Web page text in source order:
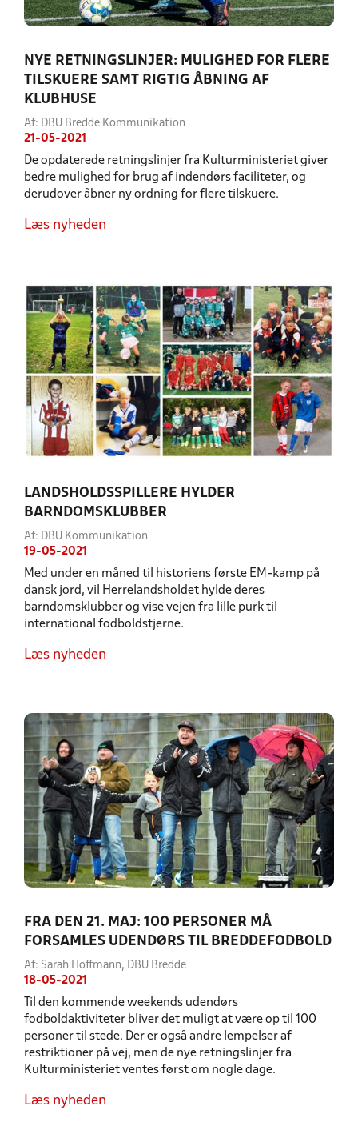
NYE RETNINGSLINJER: MULIGHED FOR FLERE
TILSKUERE SAMT RIGTIG ÅBNING AF
KLUBHUSE
Af: DBU Bredde Kommunikation
21-05-2021
De opdaterede retningslinjer fra Kulturministeriet giver
bedre mulighed for brug af indendørs faciliteter, og
derudover åbner ny ordning for flere tilskuere.
Læs nyheden
LANDSHOLDSSPILLERE HYLDER
BARNDOMSKLUBBER
Af: DBU Kommunikation
19-05-2021
Med under en måned til historiens første EM-kamp på
dansk jord, vil Herrelandsholdet hylde deres
barndomsklubber og vise vejen fra lille purk til
international fodboldstjerne.
Læs nyheden
FRA DEN 21. MAJ: 100 PERSONER MÅ
FORSAMLES UDENDØRS TIL BREDDEFODBOLD
Af: Sarah Hoffmann, DBU Bredde
18-05-2021
Til den kommende weekends udendørs
fodboldaktiviteter bliver det muligt at være op til 100
personer til stede. Der er også andre lempelser af
restriktioner på vej, men de nye retningslinjer fra
Kulturministeriet ventes først om nogle dage.
Læs nyheden